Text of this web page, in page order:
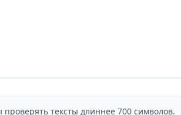
проверять тексты длиннее 700 символов.